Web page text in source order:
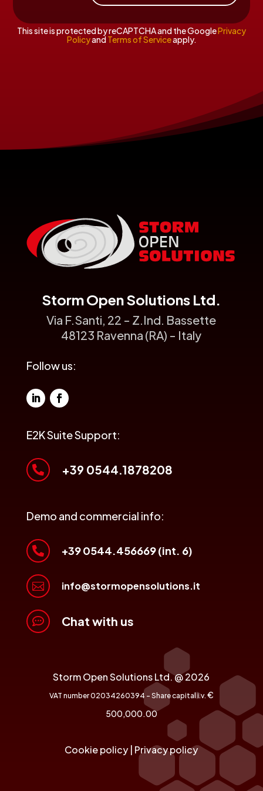
This site is protected by reCAPTCHA and the GooglePrivacy
Policyand Terms of Serviceapply.
Storm Open Solutions Ltd.
Via F.Santi, 22 - Z.Ind. Bassette
48123 Ravenna (RA) - Italy
Follow us:
E2K Suite Support:
 +39 0544.1878208
Demo and commercial info:
 +39 0544.456669 (int. 6)
 info@stormopensolutions.it
 Chat with us
Storm Open Solutions Ltd. @ 2026
VAT number 02034260394 - Share capital i.v. €
500,000.00
Cookie policy| Privacy policy